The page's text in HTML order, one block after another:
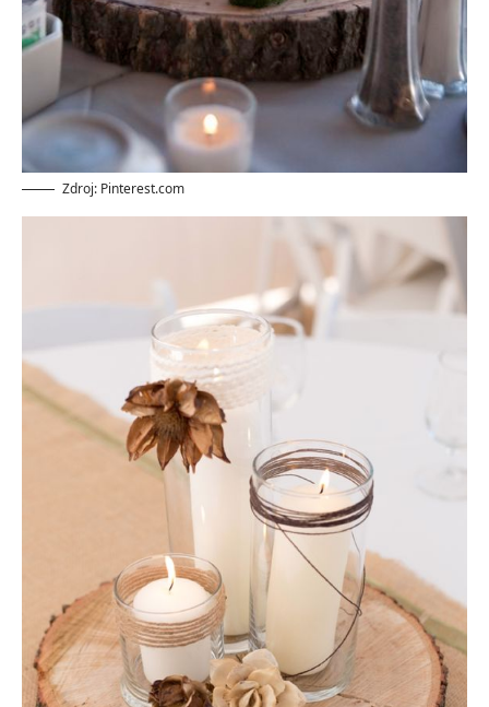
Zdroj: Pinterest.com